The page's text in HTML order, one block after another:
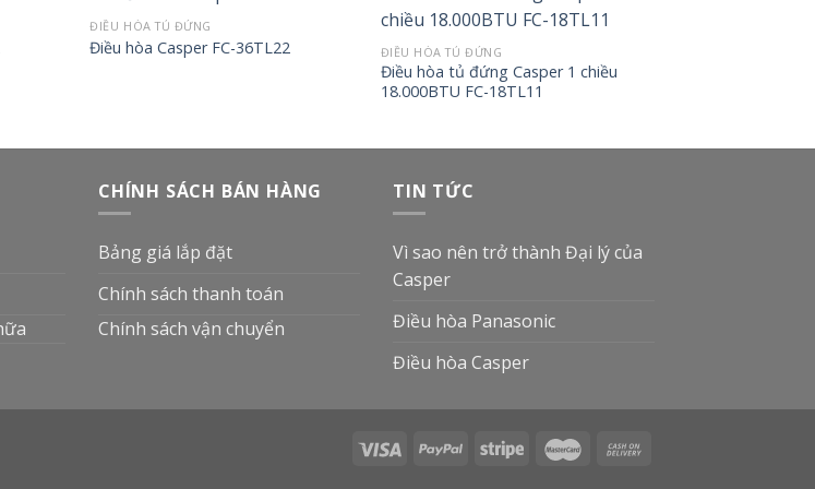
ĐIỀU HÒA TỦ ĐỨNG
Điều hòa Casper FC-36TL22 ĐIỀU HÒA TỦ ĐỨNG
Điều hòa tủ đứng Casper 1 chiều
18.000BTU FC-18TL11
CHÍNH SÁCH BÁN HÀNG
Bảng giá lắp đặt
Chính sách thanh toán
Chính sách vận chuyển
TIN TỨC
Vì sao nên trở thành Đại lý của
Casper
Điều hòa Panasonic
Điều hòa Casper